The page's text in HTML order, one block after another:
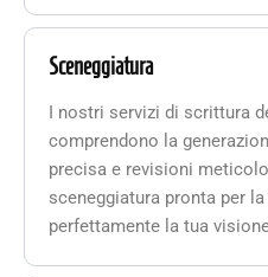
Sceneggiatura
I nostri servizi di scrittura
comprendono la
precisa e revisioni
sceneggiatura pronta per
perfettamente la tua